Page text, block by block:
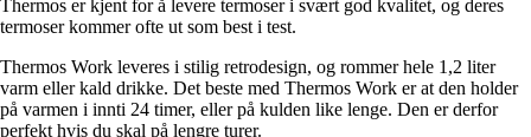
Thermos er kjent for å levere termoser i svært god kvalitet, og deres
termoser kommer ofte ut som best i test.
Thermos Work leveres i stilig retrodesign, og rommer hele 1,2 liter
varm eller kald drikke. Det beste med Thermos Work er at den holder
på varmen i innti 24 timer, eller på kulden like lenge. Den er derfor
perfekt hvis du skal på lengre turer.